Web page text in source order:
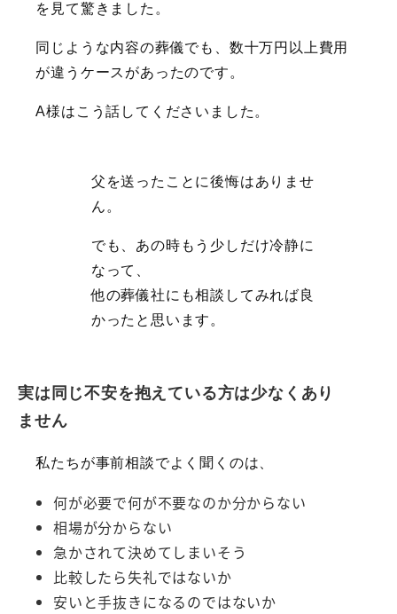
を見て驚きました。
同じような内容の葬儀でも、数十万円以上費用
が違うケースがあったのです。
A様はこう話してくださいました。
父を送ったことに後悔はありませ
ん。
でも、あの時もう少しだけ冷静に
なって、
他の葬儀社にも相談してみれば良
かったと思います。
実は同じ不安を抱えている方は少なくあり
ません
私たちが事前相談でよく聞くのは、
何が必要で何が不要なのか分からない
相場が分からない
急かされて決めてしまいそう
比較したら失礼ではないか
安いと手抜きになるのではないか